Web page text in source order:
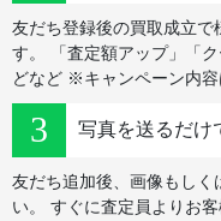
友だち登録後の買取成立で
す。
「査定額アップ」「
どなど ※キャンペーン内容
写真を送るだけ
友だち追加後、画像もしく
い。
すぐに査定員よりお